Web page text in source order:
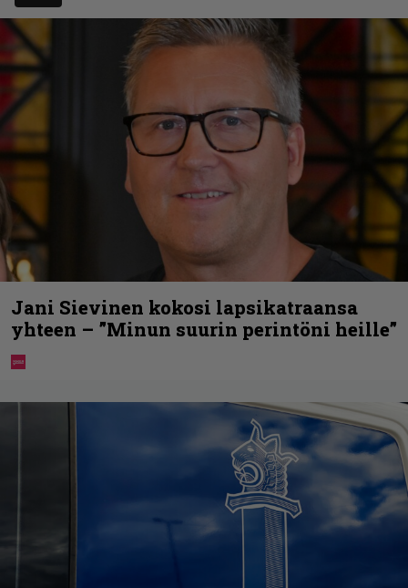
Jani Sievinen kokosi lapsikatraansa
yhteen – ”Minun suurin perintöni heille”